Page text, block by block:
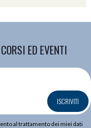
ED EVENTI
ISCRIVITI
al trattamento dei miei dati